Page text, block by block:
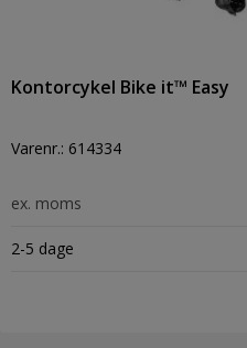
Kontorcykel Bike it™ Easy
Varenr.: 614334
ex. moms
2-5 dage